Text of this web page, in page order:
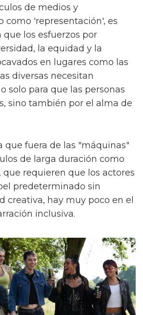
de medios y
como 'representación', es
que los esfuerzos por
la equidad y la
en lugares como las
diversas necesitan
solo para que las personas
sino también por el alma de
que fuera de las "máquinas"
de larga duración como
que requieren que los actores
predeterminado sin
creativa, hay muy poco en el
inclusiva.